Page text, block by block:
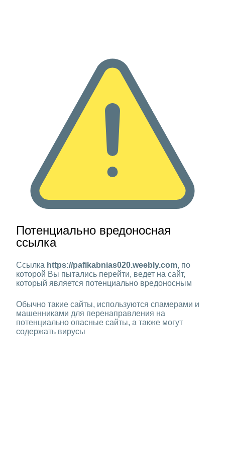
Потенциально вредоносная
ссылка
Ссылка https://pafikabnias020.weebly.com, по
которой Вы пытались перейти, ведет на сайт,
который является потенциально вредоносным
Обычно такие сайты, используются спамерами и
машенниками для перенаправления на
потенциально опасные сайты, а также могут
содержать вирусы